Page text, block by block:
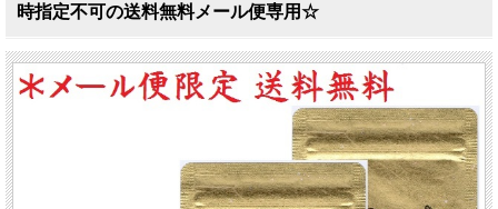
時指定不可の送料無料メール便専用☆